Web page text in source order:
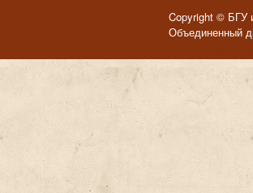
Copyright © БГУ
Объединенный